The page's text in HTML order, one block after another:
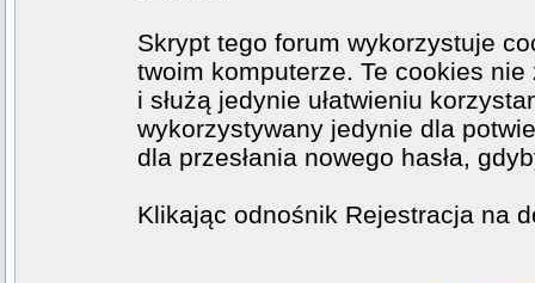
Skrypt tego forum wykorzystuje
twoim komputerze. Te cookies
i służą jedynie ułatwieniu
wykorzystywany jedynie dla
dla przesłania nowego hasła,
Klikając odnośnik Rejestracja na